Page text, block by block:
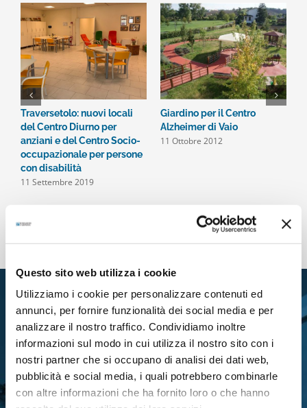
Questo sito web utilizza i cookie
Utilizziamo i cookie per personalizzare contenuti ed
annunci, per fornire funzionalità dei social media e per
analizzare il nostro traffico. Condividiamo inoltre
informazioni sul modo in cui utilizza il nostro sito con i
nostri partner che si occupano di analisi dei dati web,
pubblicità e social media, i quali potrebbero combinarle
con altre informazioni che ha fornito loro o che hanno
Traversetolo: nuovi locali
del Centro Diurno per
anziani e del Centro Socio-
occupazionale per persone
con disabilità
11 Settembre 2019
Giardino per il Centro
Alzheimer di Vaio
11 Ottobre 2012
RIMANI IN CONTATTO CON